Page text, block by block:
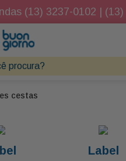
(13) 3237-0102 |
cestas
Label